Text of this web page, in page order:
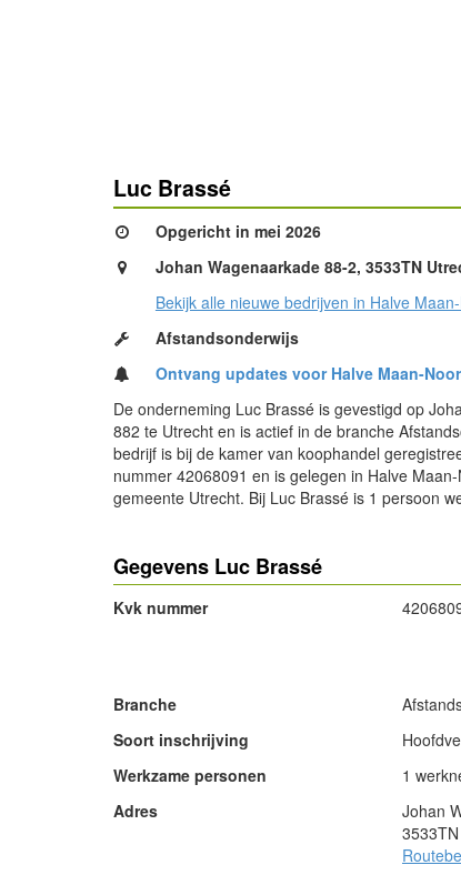
Luc Brassé
Opgericht in mei 2026
Johan Wagenaarkade 88-2, 3533TN
Bekijk alle nieuwe bedrijven in Halve
Afstandsonderwijs
Ontvang updates voor Halve Maan-
De onderneming Luc Brassé is gevestigd op
882 te Utrecht en is actief in de branche
bedrijf is bij de kamer van koophandel
nummer 42068091 en is gelegen in Halve
gemeente Utrecht. Bij Luc Brassé is 1 persoon
Gegevens Luc Brassé
Kvk nummer
Branche
Soort inschrijving
Werkzame personen
1
Adres
Johan